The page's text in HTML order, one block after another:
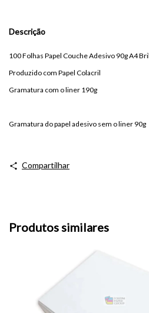
Descrição
100 Folhas Papel Couche Adesivo 90g A4
Produzido com Papel Colacril
Gramatura com o liner 190g
Gramatura do papel adesivo sem o liner 90g
Compartilhar
Produtos similares